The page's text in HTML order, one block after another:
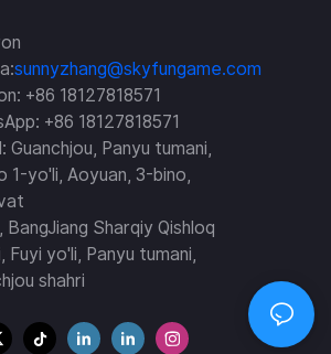
sunnyzhang@skyfungame.com
+86 18127818571
+86 18127818571
Guanchjou, Panyu tumani,
1-yo'li, Aoyuan, 3-bino,
BangJiang Sharqiy Qishloq
Fuyi yo'li, Panyu tumani,
shahri